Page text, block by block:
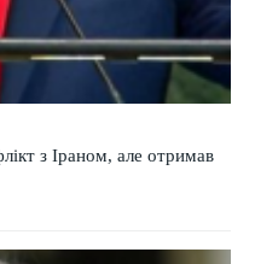
з Іраном, але отримав